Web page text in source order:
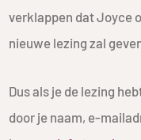
verklappen dat Joyce
nieuwe lezing zal
Dus als je de lezing
door je naam, e-